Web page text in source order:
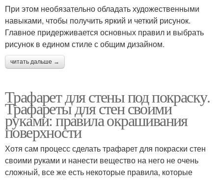
При этом необязательно обладать художественными
навыками, чтобы получить яркий и четкий рисунок.
Главное придерживается основных правил и выбрать
рисунок в едином стиле с общим дизайном.
читать дальше →
Трафарет для стены под покраску.
Трафареты для стен своими
руками: правила окрашивания
поверхности
Хотя сам процесс сделать трафарет для покраски стен
своими руками и нанести вещество на него не очень
сложный, все же есть некоторые правила, которые